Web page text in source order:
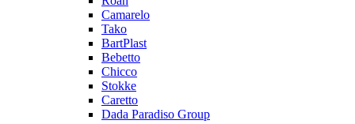
Camarelo
Tako
BartPlast
Bebetto
Chicco
Stokke
Caretto
Dada Paradiso Group